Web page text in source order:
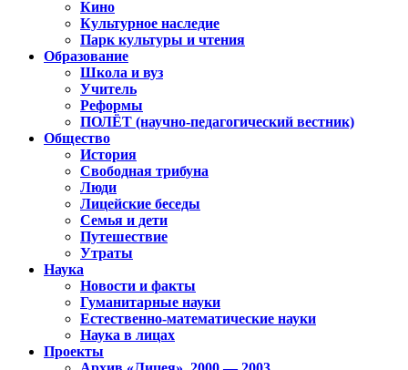
Кино
Культурное наследие
Парк культуры и чтения
Образование
Школа и вуз
Учитель
Реформы
ПОЛЁТ (научно-педагогический вестник)
Общество
История
Свободная трибуна
Люди
Лицейские беседы
Семья и дети
Путешествие
Утраты
Наука
Новости и факты
Гуманитарные науки
Естественно-математические науки
Наука в лицах
Проекты